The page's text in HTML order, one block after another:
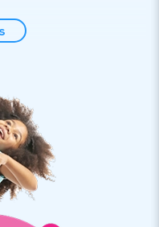
Le circuit gonflable
idéal pour une
pistes sont fabriqués
Cela signifie qu'elles ont
à entretenir. Bien
également fournie
de profiter de ce